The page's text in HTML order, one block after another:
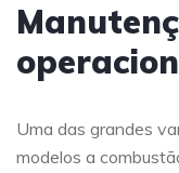
Uma das grandes
modelos a